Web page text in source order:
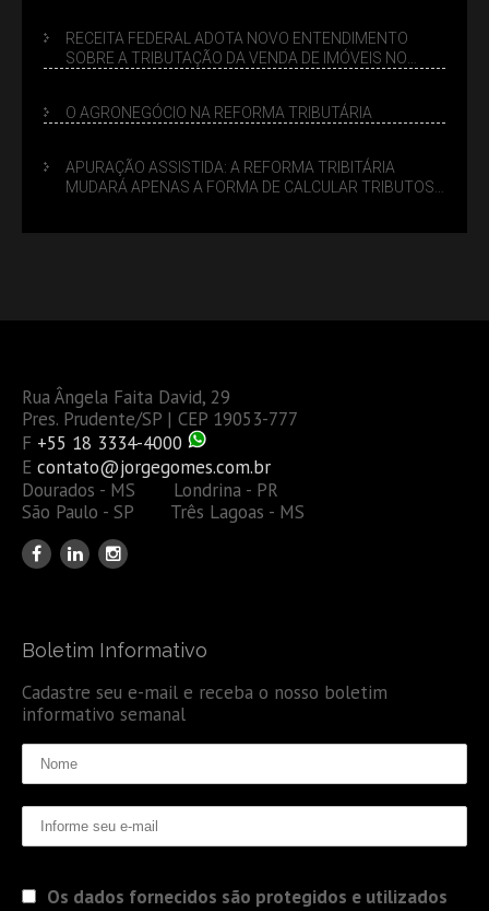
RECEITA FEDERAL ADOTA NOVO ENTENDIMENTO
SOBRE A TRIBUTAÇÃO DA VENDA DE IMÓVEIS NO
O AGRONEGÓCIO NA REFORMA TRIBUTÁRIA
APURAÇÃO ASSISTIDA: A REFORMA TRIBITÁRIA
MUDARÁ APENAS A FORMA DE CALCULAR TRIBUTOS
Rua Ângela Faita David, 29
Pres. Prudente/SP | CEP 19053-777
F +55 18 3334-4000
E contato@jorgegomes.com.br
Dourados - MS Londrina - PR
São Paulo - SP Três Lagoas - MS
Boletim Informativo
Cadastre seu e-mail e receba o nosso boletim
informativo semanal
Os dados fornecidos são protegidos e utilizados